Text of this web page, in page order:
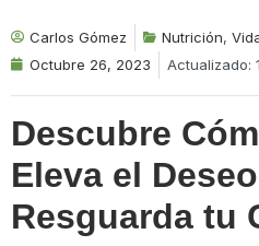
Carlos Gómez Nutrición,
Octubre 26, 2023
Actualizado:
Descubre
Eleva el
Resguarda tu